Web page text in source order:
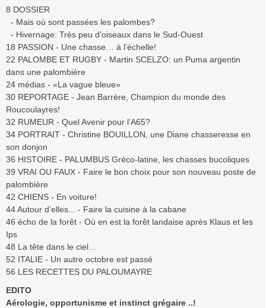
8 DOSSIER
- Mais où sont passées les palombes?
- Hivernage: Très peu d’oiseaux dans le Sud-Ouest
18 PASSION - Une chasse… à l’échelle!
22 PALOMBE ET RUGBY - Martin SCELZO: un Puma argentin
dans une palombière
24 médias - «La vague bleue»
30 REPORTAGE - Jean Barrère, Champion du monde des
Roucoulayres!
32 RUMEUR - Quel Avenir pour l’A65?
34 PORTRAIT - Christine BOUILLON, une Diane chasseresse en
son donjon
36 HISTOIRE - PALUMBUS Gréco-latine, les chasses bucoliques
39 VRAI OU FAUX - Faire le bon choix pour son nouveau poste de
palombière
42 CHIENS - En voiture!
44 Autour d’elles... - Faire la cuisine à la cabane
46 écho de la forêt - Où en est la forêt landaise après Klaus et les
Ips
48 La tête dans le ciel…
52 ITALIE - Un autre octobre est passé
56 LES RECETTES DU PALOUMAYRE
EDITO
Aérologie, opportunisme et instinct grégaire ..!